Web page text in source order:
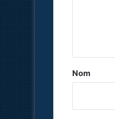
a
Nom